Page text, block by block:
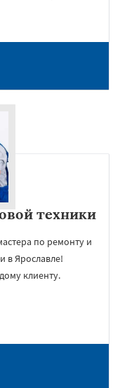
техники
по ремонту и
в Ярославле!
клиенту.